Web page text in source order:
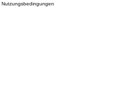
Nutzungsbedingungen